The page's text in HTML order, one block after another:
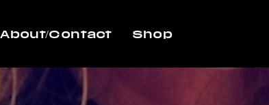
About/Contact Shop